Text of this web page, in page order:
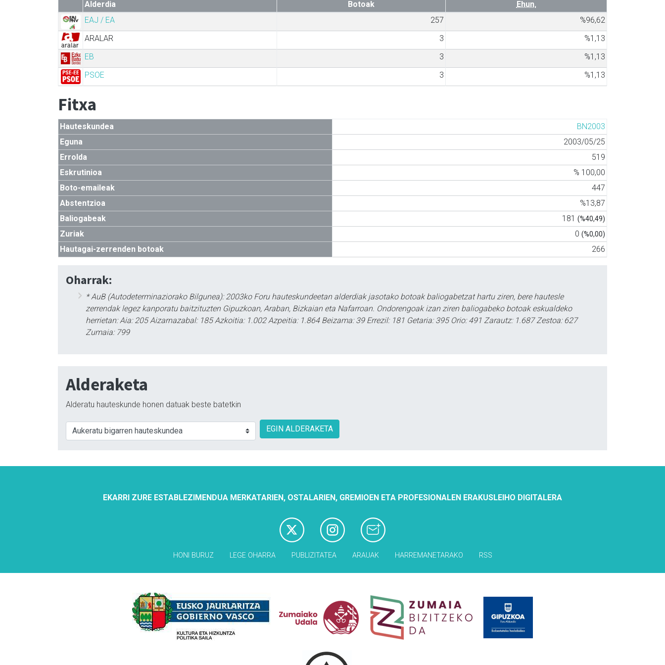
Alderdia Botoak
Ehun.
EAJ / EA
257
%96,62
ARALAR
3
%1,13
EB
3
%1,13
PSOE
3 %1,13
Fitxa
Hauteskundea
BN2003
Eguna
2003/05/25
Errolda
519
Eskrutinioa
% 100,00
Boto-emaileak
447
Abstentzioa
%13,87
Baliogabeak
181 (%40,49)
Zuriak 0 (%0,00)
Hautagai-zerrenden botoak 266
Oharrak:
* AuB (Autodeterminaziorako Bilgunea): 2003ko Foru hauteskundeetan alderdiak jasotako botoak baliogabetzat hartu ziren, bere hautesle
zerrendak legez kanporatu baitzituzten Gipuzkoan, Araban, Bizkaian eta Nafarroan. Ondorengoak izan ziren baliogabeko botoak eskualdeko
herrietan: Aia: 205 Aizarnazabal: 185 Azkoitia: 1.002 Azpeitia: 1.864 Beizama: 39 Errezil: 181 Getaria: 395 Orio: 491 Zarautz: 1.687 Zestoa: 627
Zumaia: 799
Alderaketa
Alderatu hauteskunde honen datuak beste batetkin
EGIN ALDERAKETA
EKARRI ZURE ESTABLEZIMENDUA MERKATARIEN, OSTALARIEN, GREMIOEN ETA PROFESIONALEN ERAKUSLEIHO DIGITALERA
HONI BURUZ LEGE OHARRA PUBLIZITATEA ARAUAK HARREMANETARAKO RSS